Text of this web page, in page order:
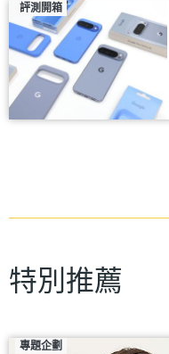
評測開箱
特別推薦
專題企劃